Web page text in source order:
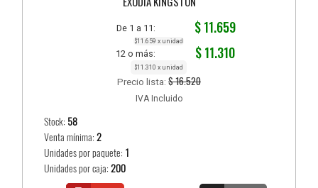
De 1 a 11: $ 11.659
$11.659 x unidad
12 o más: $ 11.310
$11.310 x unidad
Precio lista: $ 16.520
IVA Incluido
Stock: 58
Venta mínima:2
Unidades por paquete: 1
Unidades por caja:200